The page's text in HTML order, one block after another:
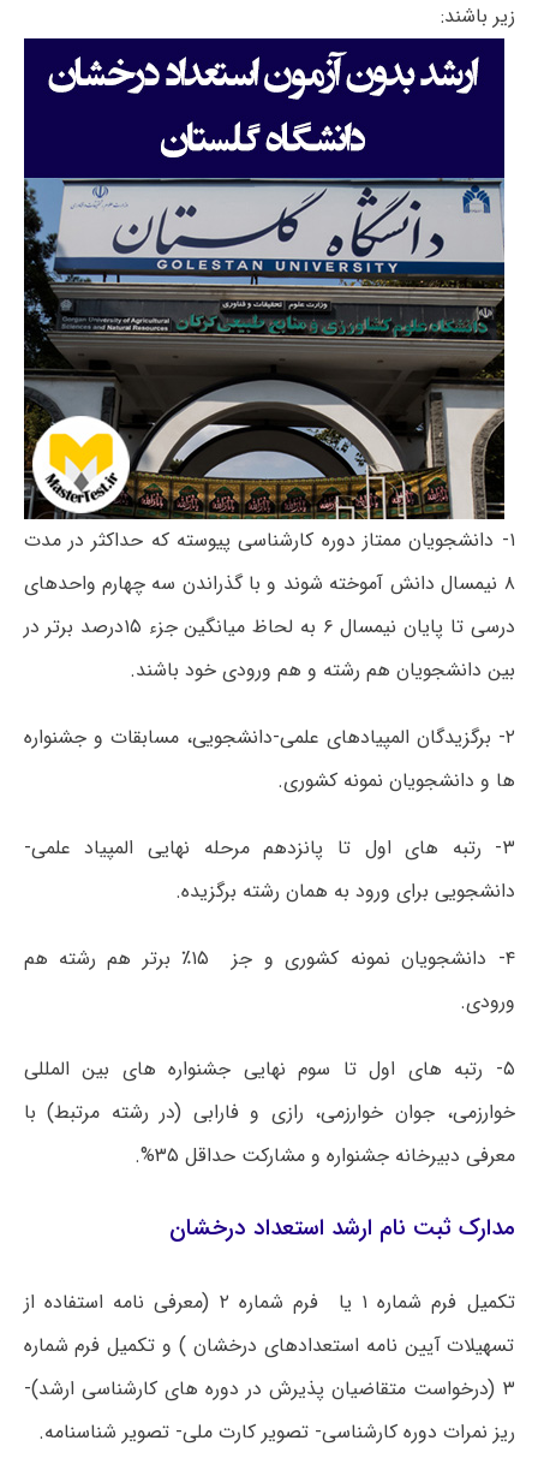
زیر باشند:
۱- دانشجویان ممتاز دوره کارشناسی پیوسته که حداکثر در مدت
۸ نیمسال دانش آموخته شوند و با گذراندن سه چهارم واحدهای
درسی تا پایان نیمسال ۶ به لحاظ میانگین جزء ۱۵درصد برتر در
بین دانشجویان هم رشته و هم ورودی خود باشند.
۲- برگزیدگان المپیادهای علمی-دانشجویی، مسابقات و جشنواره
ها و دانشجویان نمونه کشوری.
۳- رتبه های اول تا پانزدهم مرحله نهایی المپیاد علمی-
دانشجویی برای ورود به همان رشته برگزیده.
۴- دانشجویان نمونه کشوری و جز ۱۵٪ برتر هم رشته هم
ورودی.
۵- رتبه های اول تا سوم نهایی جشنواره های بین المللی
خوارزمی، جوان خوارزمی، رازی و فارابی (در رشته مرتبط) با
معرفی دبیرخانه جشنواره و مشارکت حداقل ۳۵%.
مدارک ثبت نام ارشد استعداد درخشان
تکمیل فرم شماره ۱ یا فرم شماره ۲ (معرفی نامه استفاده از
تسهیلات آیین نامه استعدادهای درخشان ) و تکمیل فرم شماره
۳ (درخواست متقاضیان پذیرش در دوره های کارشناسی ارشد)-
ریز نمرات دوره کارشناسی- تصویر کارت ملی- تصویر شناسنامه.